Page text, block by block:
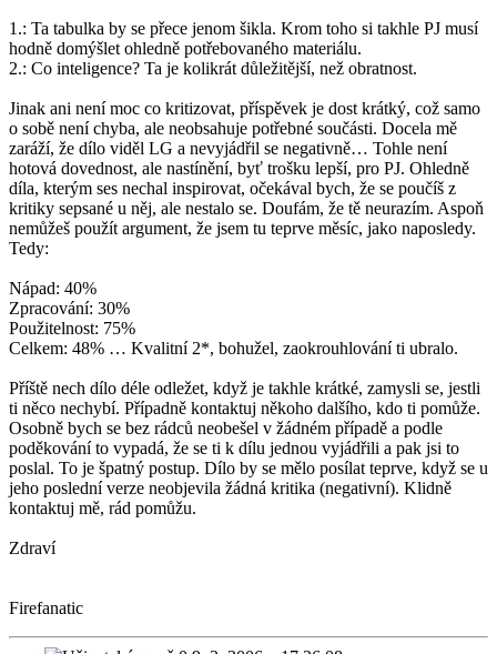
1.: Ta tabulka by se přece jenom šikla. Krom toho si takhle PJ musí
hodně domýšlet ohledně potřebovaného materiálu.
2.: Co inteligence? Ta je kolikrát důležitější, než obratnost.
Jinak ani není moc co kritizovat, příspěvek je dost krátký, což samo
o sobě není chyba, ale neobsahuje potřebné součásti. Docela mě
zaráží, že dílo viděl LG a nevyjádřil se negativně… Tohle není
hotová dovednost, ale nastínění, byť trošku lepší, pro PJ. Ohledně
díla, kterým ses nechal inspirovat, očekával bych, že se poučíš z
kritiky sepsané u něj, ale nestalo se. Doufám, že tě neurazím. Aspoň
nemůžeš použít argument, že jsem tu teprve měsíc, jako naposledy.
Tedy:
Nápad: 40%
Zpracování: 30%
Použitelnost: 75%
Celkem: 48% … Kvalitní 2*, bohužel, zaokrouhlování ti ubralo.
Příště nech dílo déle odležet, když je takhle krátké, zamysli se, jestli
ti něco nechybí. Případně kontaktuj někoho dalšího, kdo ti pomůže.
Osobně bych se bez rádců neobešel v žádném případě a podle
poděkování to vypadá, že se ti k dílu jednou vyjádřili a pak jsi to
poslal. To je špatný postup. Dílo by se mělo posílat teprve, když se u
jeho poslední verze neobjevila žádná kritika (negativní). Klidně
kontaktuj mě, rád pomůžu.
Zdraví
Firefanatic